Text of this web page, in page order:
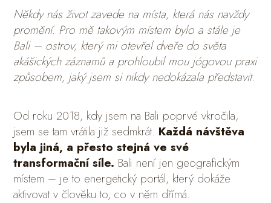
Někdy nás život zavede na místa, která nás navždy
promění. Pro mě takovým místem bylo a stále je
Bali – ostrov, který mi otevřel dveře do světa
akášických záznamů a prohloubil mou jógovou praxi
způsobem, jaký jsem si nikdy nedokázala představit.
Od roku 2018, kdy jsem na Bali poprvé vkročila,
jsem se tam vrátila již sedmkrát. Každá návštěva
byla jiná, a přesto stejná ve své
transformační síle. Bali není jen geografickým
místem – je to energetický portál, který dokáže
aktivovat v člověku to, co v něm dřímá.